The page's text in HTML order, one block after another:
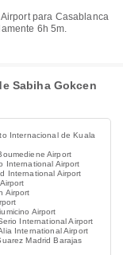
6h 5m.
Sabiha Gokcen
Internacional de Kuala
Airport
International Airport
International Airport
Airport
Airport
International Airport
International Airport
Madrid Barajas